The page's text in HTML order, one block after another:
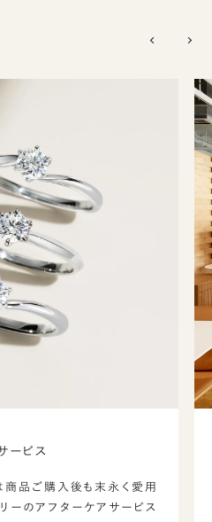
ービス
商品ご購入後も末永く愛用
ーのアフターケアサービス